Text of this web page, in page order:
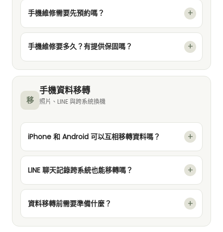
手機維修需要先預約嗎？
手機維修要多久？有提供保固嗎？
移
手機資料移轉
照片、LINE 與跨系統換機
iPhone 和 Android 可以互相移轉資料嗎？
LINE 聊天記錄跨系統也能移轉嗎？
資料移轉前需要準備什麼？